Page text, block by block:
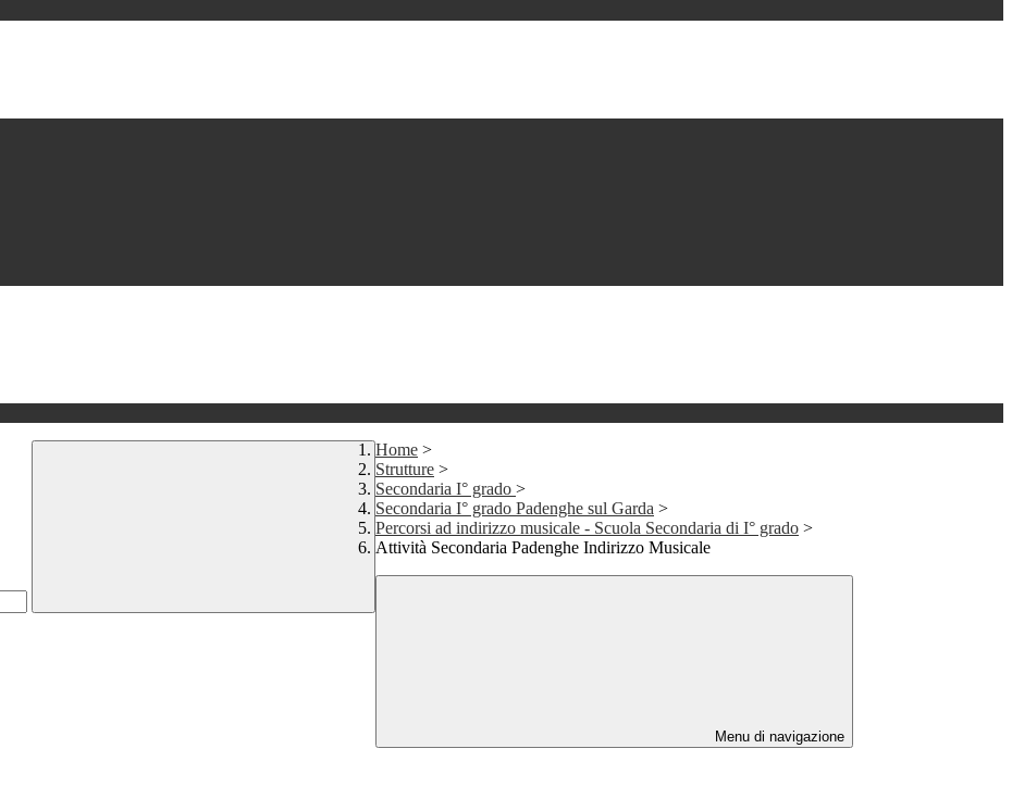
Home >
Strutture >
Secondaria I° grado >
Secondaria I° grado Padenghe sul Garda >
Percorsi ad indirizzo musicale - Scuola Secondaria di I° grado >
Attività Secondaria Padenghe Indirizzo Musicale
Menu di navigazione